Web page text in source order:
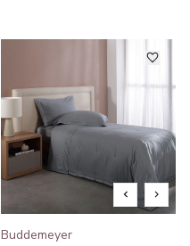
Buddemeyer